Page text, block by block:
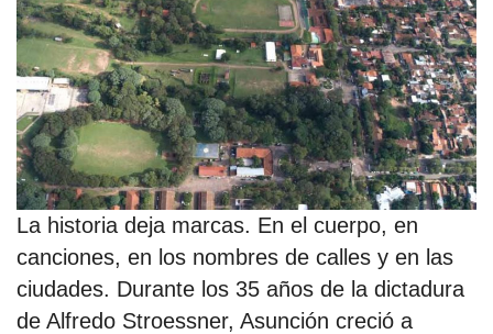
estronismo climático
escuelas fumigadas
historia de las mujeres
patria contratista
plan del terror
consumo ilustrado
surti impreso
La historia deja marcas. En el cuerpo, en
canciones, en los nombres de calles y en las
ciudades. Durante los 35 años de la dictadura
de Alfredo Stroessner, Asunción creció a